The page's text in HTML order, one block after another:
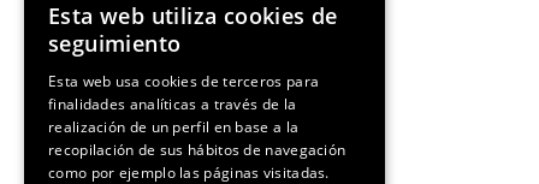
ENGLISH
Esta web utiliza cookies de
seguimiento
Esta web usa cookies de terceros para
finalidades analíticas a través de la
realización de un perfil en base a la
recopilación de sus hábitos de navegación
como por ejemplo las páginas visitadas.